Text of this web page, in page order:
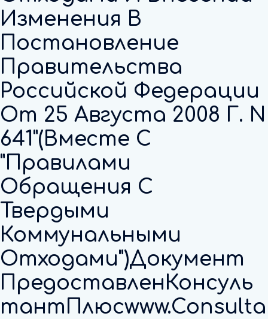
Изменения В
Постановление
Правительства
Российской Федерации
От 25 Августа 2008 Г. N
641"(вместе С
"Правилами
Обращения С
Твердыми
Коммунальными
Отходами")Документ
ПредоставленКонсуль
ТантПлюсwww.consulta